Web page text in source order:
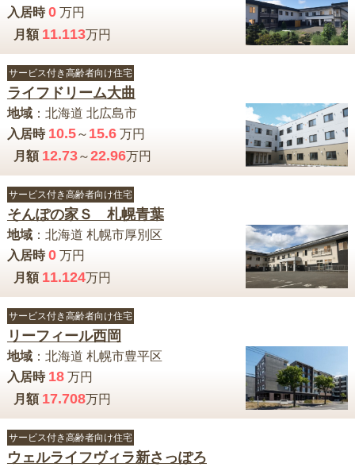
入居時 0万円
月額 11.113万円
サービス付き高齢者向け住宅
ライフドリーム大曲
地域： 北海道 北広島市
入居時 10.5～ 15.6万円
月額 12.73～22.96万円
サービス付き高齢者向け住宅
そんぽの家Ｓ 札幌青葉
地域： 北海道 札幌市厚別区
入居時 0万円
月額 11.124万円
サービス付き高齢者向け住宅
リーフィール西岡
地域： 北海道 札幌市豊平区
入居時 18万円
月額 17.708万円
サービス付き高齢者向け住宅
ウェルライフヴィラ新さっぽろ